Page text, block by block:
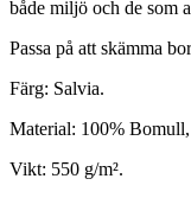
både miljö och de som
Passa på att skämma
Färg: Salvia.
Material: 100%
Vikt: 550 g/m².